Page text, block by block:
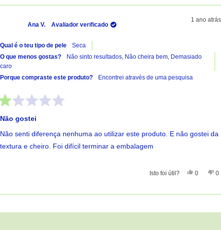
Ana V. Avaliador verificado
1 ano atrás
Qual é o teu tipo de pele
Seca
O que menos gostas?
Não sinto resultados, Não cheira bem, Demasiado
caro
Porque compraste este produto?
Encontrei através de uma pesquisa
Não gostei
Não senti diferença nenhuma ao utilizar este produto. E não gostei da
textura e cheiro. Foi difícil terminar a embalagem
Isto foi útil? Sim,
0 0